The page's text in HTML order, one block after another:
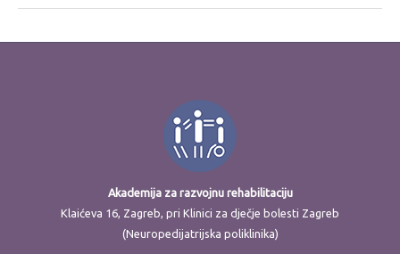
Akademija za razvojnu rehabilitaciju
Klaićeva 16, Zagreb, pri Klinici za dječje bolesti Zagreb
(Neuropedijatrijska poliklinika)